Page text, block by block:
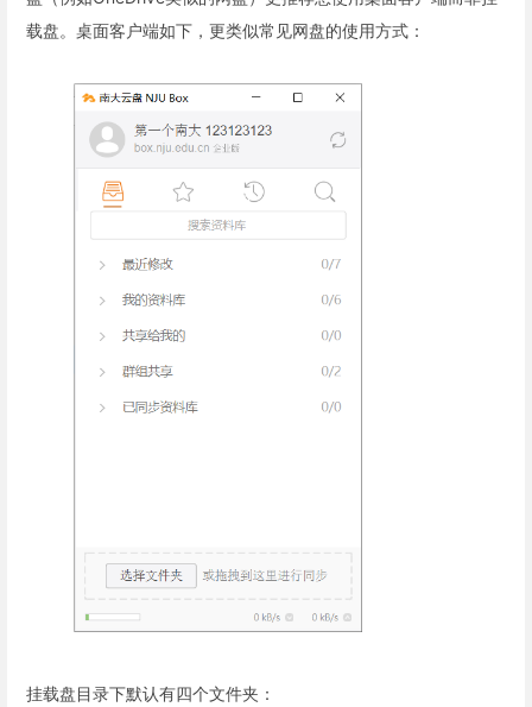
载盘。桌面客户端如下，更类似常见网盘的使用方式：
挂载盘目录下默认有四个文件夹：